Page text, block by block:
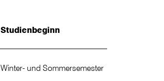
Studienbeginn
Winter- und Sommersemester